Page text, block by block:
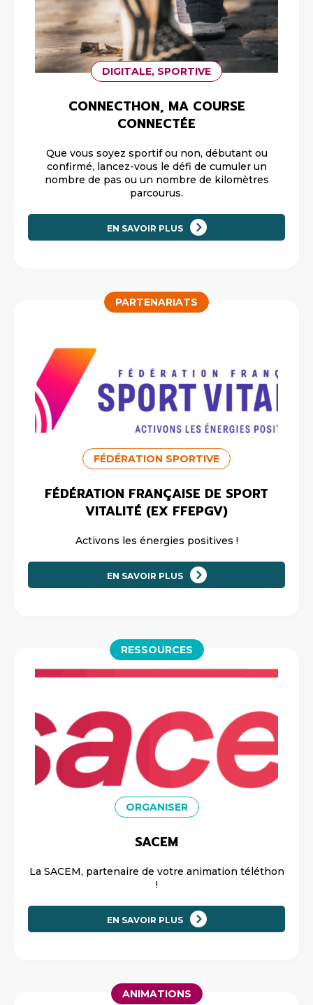
DIGITALE, SPORTIVE
CONNECTHON, MA COURSE
CONNECTÉE
Que vous soyez sportif ou non, débutant ou
confirmé, lancez-vous le défi de cumuler un
nombre de pas ou un nombre de kilomètres
parcourus.
EN SAVOIR PLUS
PARTENARIATS
FÉDÉRATION SPORTIVE
FÉDÉRATION FRANÇAISE DE SPORT
VITALITÉ (EX FFEPGV)
Activons les énergies positives !
EN SAVOIR PLUS
RESSOURCES
ORGANISER
SACEM
La SACEM, partenaire de votre animation téléthon
!
EN SAVOIR PLUS
ANIMATIONS